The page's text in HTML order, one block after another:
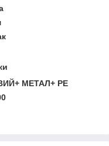
МЕТАЛ+ PE